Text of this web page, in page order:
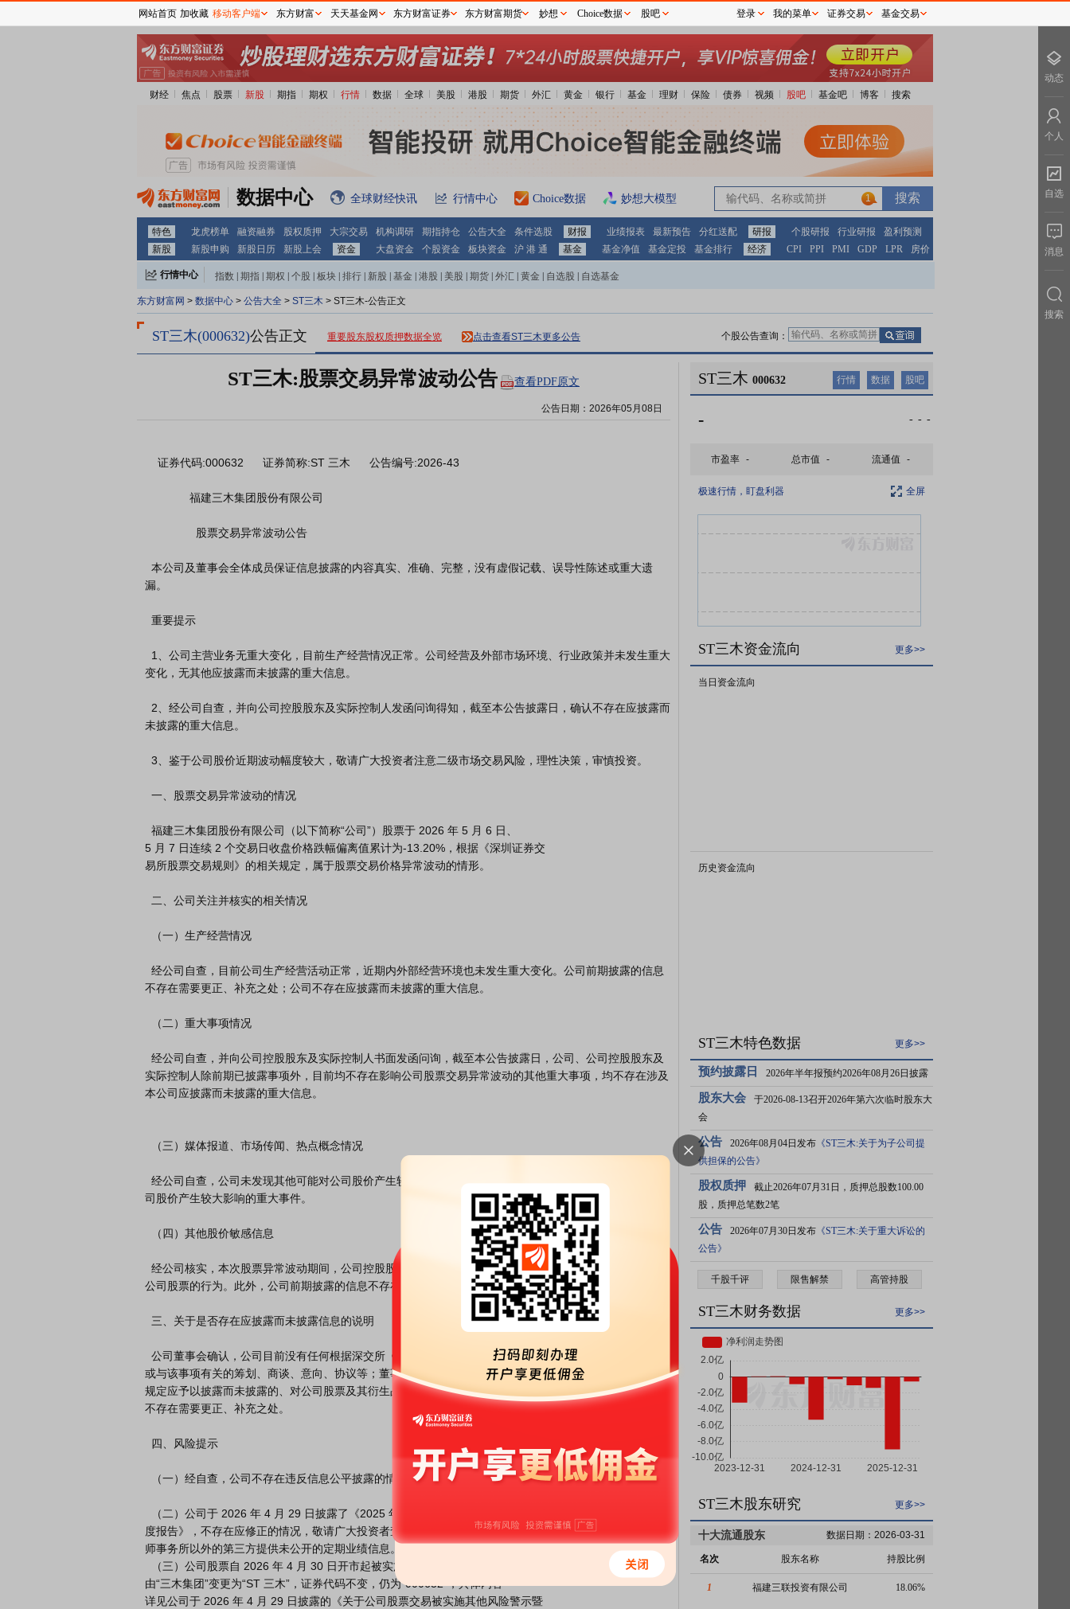
财经 焦点 股票 新股 期指 期权 行情 数据 全球 美股 港股 期货 外汇 黄金 银行 基金 理财 保险 债券 视频 股吧 基金吧 博客 搜索
数据中心 全球财经快讯 行情中心 Choice数据 妙想大模型 1
特色 龙虎榜单 融资融券 股权质押 大宗交易 机构调研 期指持仓 公告大全 条件选股 财报 业绩报表 最新预告 分红送配 研报 个股研报 行业研报
盈利预测
新股
新股申购 新股日历 新股上会 资金 大盘资金 个股资金 板块资金 沪 港 通 基金 基金净值 基金定投 基金排行 经济 CPI PPI PMI GDP LPR 房价
行情中心 指数 期指 期权 个股 板块 排行 新股 基金 港股 美股 期货 外汇 黄金 自选股 自选基金
东方财富网 > 数据中心 > 公告大全 > ST三木 > ST三木-公告正文
ST三木(000632)公告正文 重要股东股权质押数据全览 点击查看ST三木更多公告 个股公告查询：
ST三木:股票交易异常波动公告 查看PDF原文
公告日期： 2026年05月08日
漏。
变化，无其他应披露而未披露的重大信息。
未披露的重大信息。
5 月 7 日连续 2 个交易日收盘价格跌幅偏离值累计为-13.20%，根据《深圳证券交
易所股票交易规则》的相关规定，属于股票交易价格异常波动的情形。
不存在需要更正、补充之处；公司不存在应披露而未披露的重大信息。
实际控制人除前期已披露事项外，目前均不存在影响公司股票交易异常波动的其他重大事项，均不存在涉及
本公司应披露而未披露的重大信息。
司股价产生较大影响的重大事件。
公司股票的行为。此外，公司前期披露的信息不存在需要更正、补充之处。
或与该事项有关的筹划、商谈、意向、协议等；董事会也未获悉公司有根据深交所《股票上市规则》等有关
规定应予以披露而未披露的、对公司股票及其衍生品种交易价格产生较大影响的信息；公司前期披露的信息
不存在需要更正、补充之处。
度报告》，不存在应修正的情况，敬请广大投资者查阅相关公告及披露信息；公司未向除为公司审计的会计
师事务所以外的第三方提供未公开的定期业绩信息。
由“三木集团”变更为“ST 三木”，证券代码不变，仍为“000632”，具体内容
详见公司于 2026 年 4 月 29 日披露的《关于公司股票交易被实施其他风险警示暨
ST三木 000632 行情 数据 股吧
- - - -
市盈率 - 总市值 - 流通值 -
极速行情，盯盘利器 全屏
ST三木资金流向 更多>>
当日资金流向
历史资金流向
ST三木特色数据 更多>>
预约披露日 2026年半年报预约2026年08月26日披露
股东大会
于2026-08-13召开2026年第六次临时股东大
会
公告 2026年08月04日发布 《ST三木:关于为子公司提
供担保的公告》
股权质押
截止2026年07月31日，质押总股数100.00
股，质押总笔数2笔
公告 2026年07月30日发布 《ST三木:关于重大诉讼的
公告》
千股千评 限售解禁 高管持股
ST三木财务数据 更多>>
ST三木股东研究 更多>>
十大流通股东 数据日期：2026-03-31
名次 股东名称 持股比例
1 福建三联投资有限公司 18.06%
网站首页 加收藏 移动客户端 东方财富 天天基金网 东方财富证券 东方财富期货 妙想 Choice数据 股吧 登录 我的菜单 证券交易 基金交易
动态
个人
自选
消息
搜索